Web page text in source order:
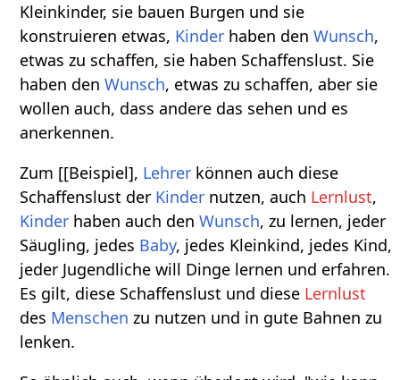
Kleinkinder, sie bauen Burgen und sie
konstruieren etwas, Kinder haben denWunsch,
etwas zu schaffen, sie haben Schaffenslust. Sie
haben denWunsch, etwas zu schaffen, aber sie
wollen auch, dass andere das sehen und es
anerkennen.
Zum [[Beispiel], Lehrer können auch diese
Schaffenslust der Kinder nutzen, auch Lernlust,
Kinder haben auch denWunsch, zu lernen, jeder
Säugling, jedes Baby, jedes Kleinkind, jedes Kind,
jeder Jugendliche will Dinge lernen und erfahren.
Es gilt, diese Schaffenslust und diese Lernlust
des Menschen zu nutzen und in gute Bahnen zu
lenken.